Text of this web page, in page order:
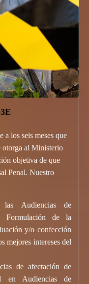
a los seis meses que
otorga al Ministerio
objetiva de que
Penal. Nuestro
las Audiencias de
Formulación de la
y/o confección
mejores intereses del
de afectación de
en Audiencias de